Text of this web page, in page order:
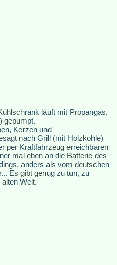
läuft mit Propangas,
gepumpt.
Kerzen und
nach Grill (mit Holzkohle)
per Kraftfahrzeug erreichbaren
mal eben an die Batterie des
anders als vom deutschen
Es gibt genug zu tun, zu
Welt.